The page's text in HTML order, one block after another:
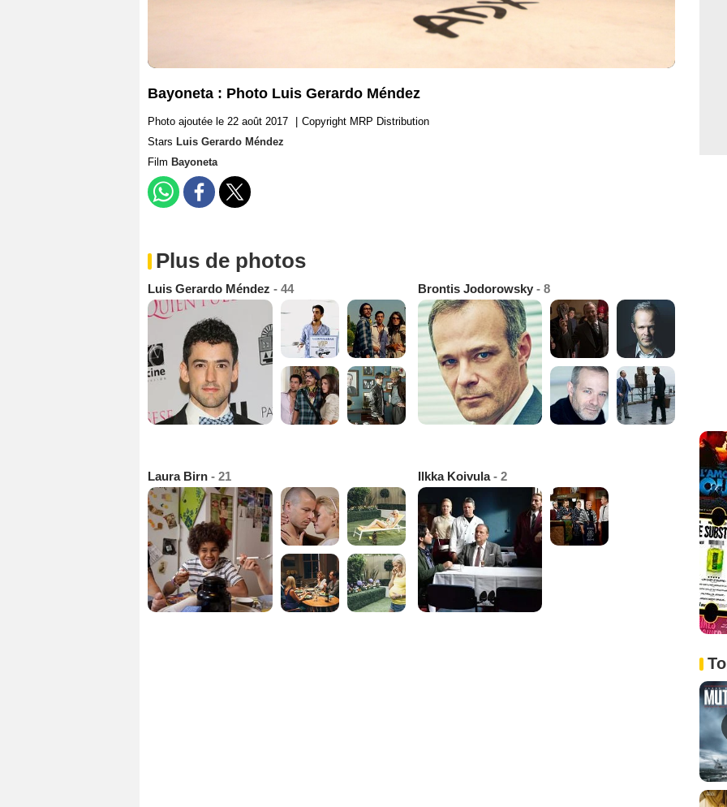
Bayoneta : Photo Luis Gerardo Méndez
Photo ajoutée le 22 août 2017
Copyright MRP Distribution
Stars Luis Gerardo Méndez
Film Bayoneta
Plus de photos
Luis Gerardo Méndez - 44 Brontis Jodorowsky - 8
Laura Birn - 21 Ilkka Koivula- 2